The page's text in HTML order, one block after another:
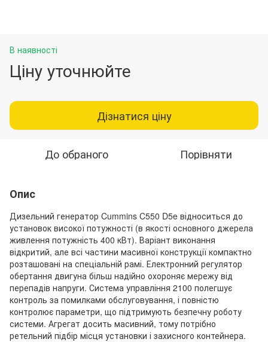
В наявності
Ціну уточнюйте
Дізнатися ціну
До обраного Порівняти
Опис
Дизельний генератор Cummins C550 D5e відноситься до
установок високої потужності (в якості основного джерела
живлення потужність 400 кВт). Варіант виконання
відкритий, але всі частини масивної конструкції компактно
розташовані на спеціальній рамі. Електронний регулятор
обертання двигуна більш надійно охороняє мережу від
перепадів напруги. Система управління 2100 полегшує
контроль за помилками обслуговування, і повністю
контролює параметри, що підтримують безпечну роботу
системи. Агрегат досить масивний, тому потрібно
ретельний підбір місця установки і захисного контейнера.